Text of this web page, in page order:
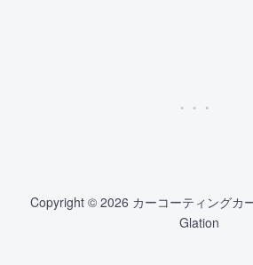
Copyright © 2026 カーコーティングカ
Glation